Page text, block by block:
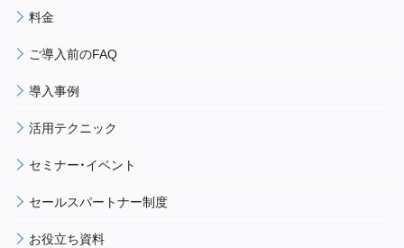
料金
ご導入前のFAQ
導入事例
活用テクニック
セミナー・イベント
セールスパートナー制度
お役立ち資料